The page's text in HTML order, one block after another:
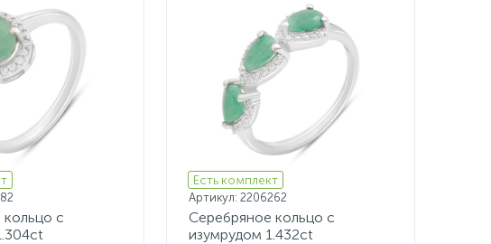
с
Есть комплект
Артикул: 2206262
Серебряное кольцо с
изумрудом 1.432ct